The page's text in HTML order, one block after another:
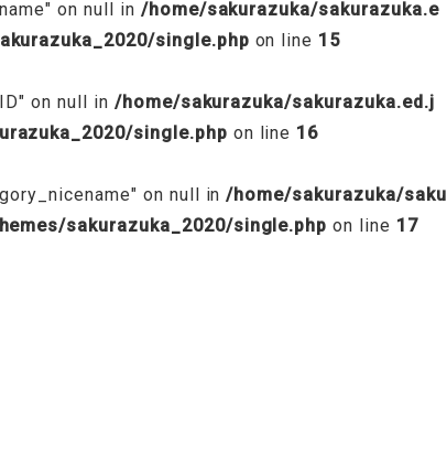
on null in /home/sakurazuka/sakurazuka.e
single.php on line 15
on null in /home/sakurazuka/sakurazuka.ed.j
single.php on line 16
on null in/home/sakurazuka/saku
sakurazuka_2020/single.php on line 17